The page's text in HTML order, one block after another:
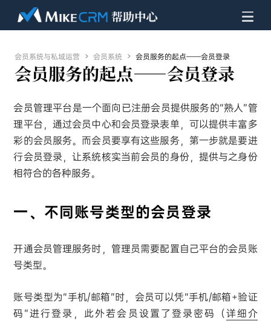
会员系统与私域运营  会员系统  会员服务的起点——会员登录
会员服务的起点——会员登录
会员管理平台是一个面向已注册会员提供服务的“熟人”管
理平台，通过会员中心和会员登录表单，可以提供丰富多
彩的会员服务。而会员要享有这些服务，第一步就是要进
行会员登录，让系统核实当前会员的身份，提供与之身份
相符合的各种服务。
一、不同账号类型的会员登录
开通会员管理服务时，管理员需要配置自己平台的会员账
号类型。
账号类型为“手机/邮箱”时，会员可以凭“手机/邮箱+验证
码”进行登录，此外若会员设置了登录密码（详细介